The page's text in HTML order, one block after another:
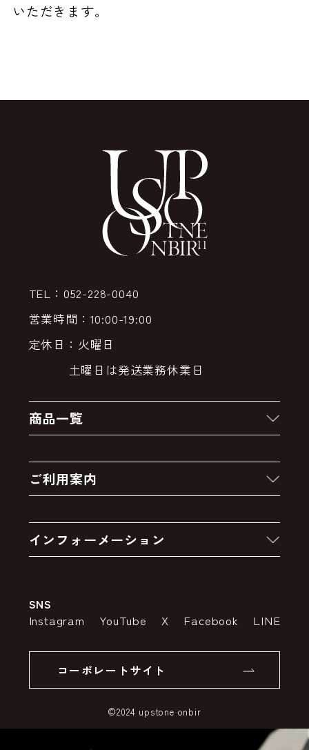
いただきます。
TEL：052-228-0040
営業時間：10:00-19:00
定休日：火曜日
土曜日は発送業務休業日
商品一覧
クーポン
卸販売・大量注文
アウトレットセール
ご利用案内
お支払いについて
インフォーメーション
特定商取引法の表示
SSLサーバー証明書とは
SNS
Instagram YouTube X Facebook LINE
コーポレートサイト
©2024 upstone onbir